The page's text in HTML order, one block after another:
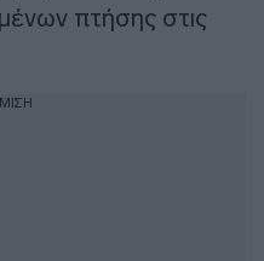
πτήσης στις